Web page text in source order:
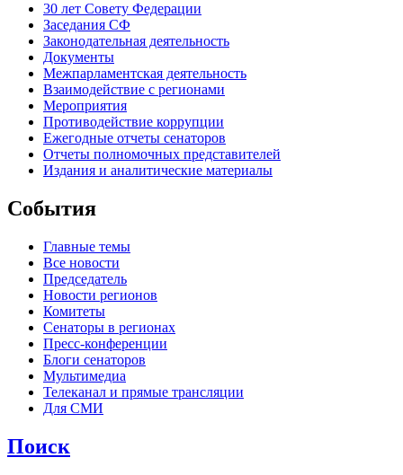
30 лет Совету Федерации
Заседания СФ
Законодательная деятельность
Документы
Межпарламентская деятельность
Взаимодействие с регионами
Мероприятия
Противодействие коррупции
Ежегодные отчеты сенаторов
Отчеты полномочных представителей
Издания и аналитические материалы
События
Главные темы
Все новости
Председатель
Новости регионов
Комитеты
Сенаторы в регионах
Пресс-конференции
Блоги сенаторов
Мультимедиа
Телеканал и прямые трансляции
Для СМИ
Поиск